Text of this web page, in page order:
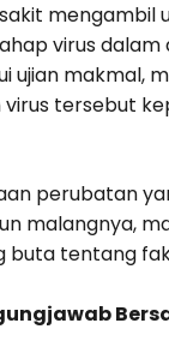
mengambil
virus
ujian makmal,
tersebut
perubatan
malangnya,
buta tentang